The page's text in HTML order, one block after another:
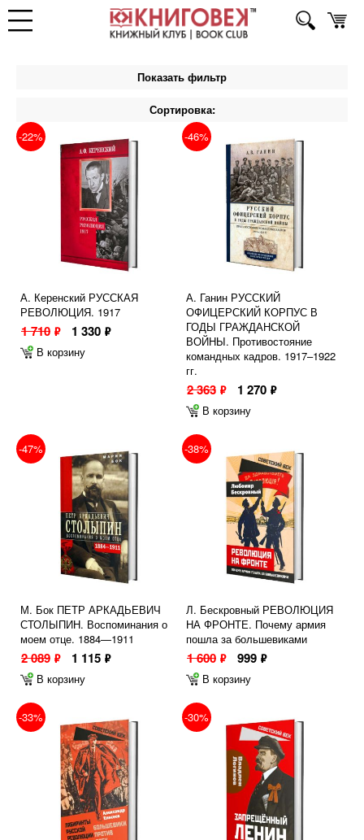
Показать фильтр
Сортировка:
-22%
А. Керенский РУССКАЯ
РЕВОЛЮЦИЯ. 1917
1 710 ф 1 330 ф
В корзину
-46%
А. Ганин РУССКИЙ
ОФИЦЕРСКИЙ КОРПУС В
ГОДЫ ГРАЖДАНСКОЙ
ВОЙНЫ. Противостояние
командных кадров. 1917–1922
гг.
2 363 ф 1 270 ф
В корзину
-47%
М. Бок ПЕТР АРКАДЬЕВИЧ
СТОЛЫПИН. Воспоминания о
моем отце. 1884—1911
2 089 ф 1 115 ф
В корзину
-38%
Л. Бескровный РЕВОЛЮЦИЯ
НА ФРОНТЕ. Почему армия
пошла за большевиками
1 600 ф 999 ф
В корзину
-33% -30%